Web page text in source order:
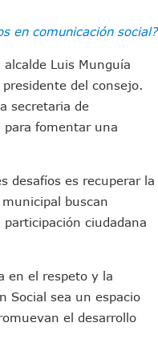
En El Río
FMF
Las Palmas 2026
De Puerto Vallarta
Familia
Vallarta
Vallarta
Isla Shopping Village
en comunicación social?
Luis Munguía
del consejo.
secretaria de
para fomentar una
desafíos es recuperar la
buscan
ciudadana
en el respeto y la
Social sea un espacio
el desarrollo